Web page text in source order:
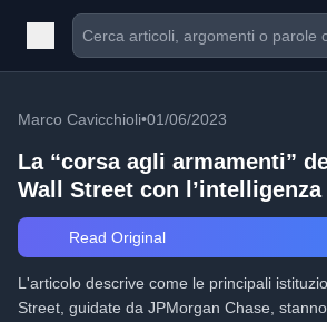
Marco Cavicchioli•01/06/2023
La “corsa agli armamenti”
Wall Street con
Read Original
L'articolo descrive come le principali
Street, guidate da JPMorgan Chase,